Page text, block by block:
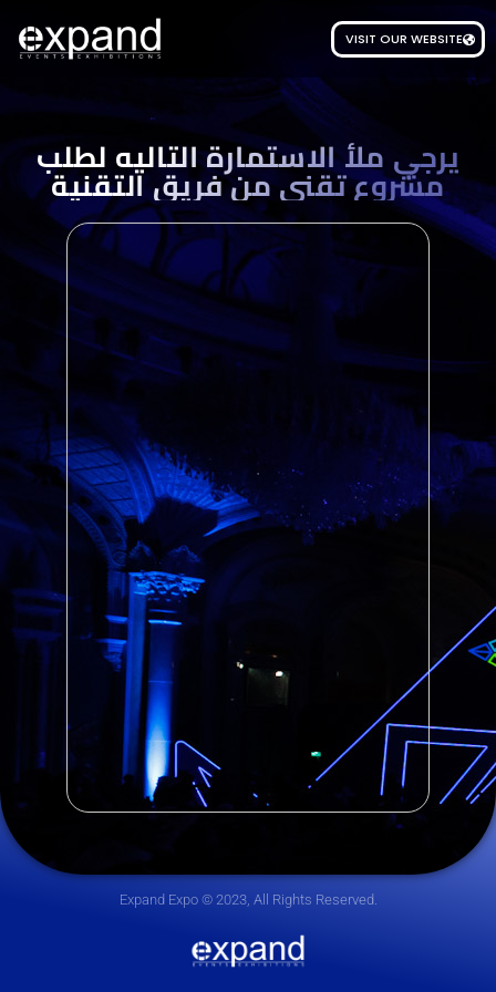
VISIT OUR WEBSITE
يرجي ملأ الاستمارة التاليه لطلب
مشروع تقني من فريق التقنية
Expand Expo © 2023, All Rights Reserved.